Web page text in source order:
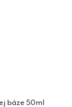
báze 50ml